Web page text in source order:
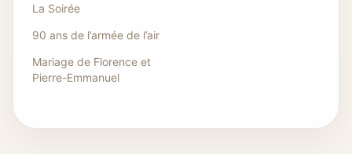
La Soirée
90 ans de l’armée de l’air
Mariage de Florence et
Pierre-Emmanuel